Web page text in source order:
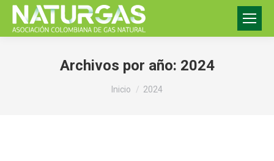
Archivos por año: 2024
Estás aquí:
Inicio 2024